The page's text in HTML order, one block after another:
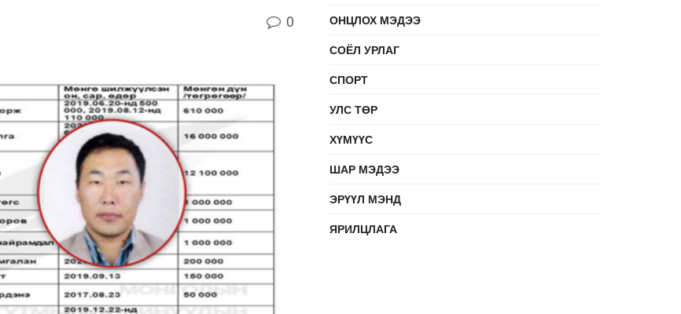
0
ОНЦЛОХ МЭДЭЭ
СОЁЛ УРЛАГ
СПОРТ
УЛС ТӨР
ХҮМҮҮС
ШАР МЭДЭЭ
ЭРҮҮЛ МЭНД
ЯРИЛЦЛАГА